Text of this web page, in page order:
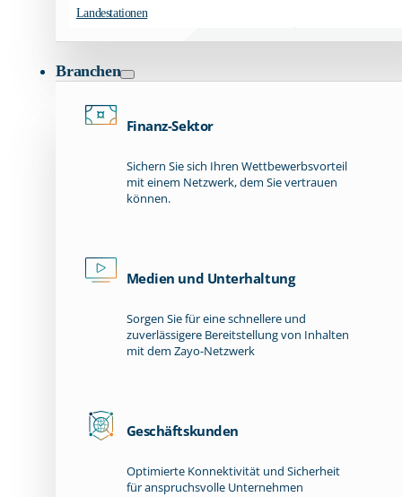
Landestationen
Branchen
Finanz-Sektor
Sichern Sie sich Ihren Wettbewerbsvorteil
mit einem Netzwerk, dem Sie vertrauen
können.
Medien und Unterhaltung
Sorgen Sie für eine schnellere und
zuverlässigere Bereitstellung von Inhalten
mit dem Zayo-Netzwerk
Geschäftskunden
Optimierte Konnektivität und Sicherheit
für anspruchsvolle Unternehmen